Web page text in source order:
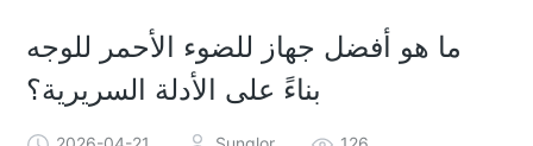
ما هو أفضل جهاز للضوء الأحمر للوجه
بناءً على الأدلة السريرية؟